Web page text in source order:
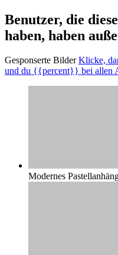
Benutzer, die
haben, haben
Gesponserte BilderKlicke,
und du {{percent}} bei allen
Modernes